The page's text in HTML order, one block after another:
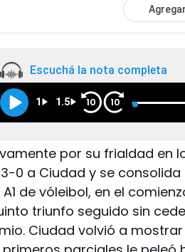
Escuchá la nota completa
1 1.5 10 10
por su frialdad en
0 a Ciudad y se
A1 de vóleibol, en el
triunfo seguido sin
Ciudad volvió a